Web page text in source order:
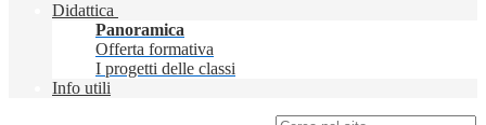
Didattica
Panoramica
Offerta formativa
I progetti delle classi
Info utili